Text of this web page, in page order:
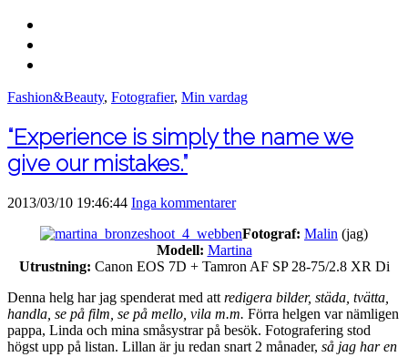
Fashion&Beauty, Fotografier, Min vardag
“Experience is simply the name we
give our mistakes.”
2013/03/10 19:46:44 Inga kommentarer
Fotograf: Malin (jag)
Modell: Martina
Utrustning: Canon EOS 7D + Tamron AF SP 28-75/2.8 XR Di
Denna helg har jag spenderat med att redigera bilder, städa, tvätta,
handla, se på film, se på mello, vila m.m. Förra helgen var nämligen
pappa, Linda och mina småsystrar på besök. Fotografering stod
högst upp på listan. Lillan är ju redan snart 2 månader, så jag har en